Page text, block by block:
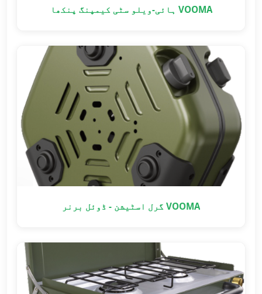
VOOMA ہائی-ویلو سٹی کیمپنگ پنکھا
VOOMA گرل اسٹیشن - ڈوئل برنر